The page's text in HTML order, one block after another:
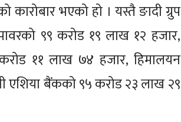
भएको हो । यस्तै ङादी ग्रुप
९९ करोड १९ लाख १२ हजार,
११ लाख ७४ हजार, हिमालयन
एशिया बैंकको ९५ करोड २३ लाख २९